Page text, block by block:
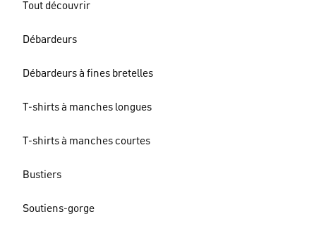
Tout découvrir
Débardeurs
Débardeurs à fines bretelles
T-shirts à manches longues
T-shirts à manches courtes
Bustiers
Soutiens-gorge